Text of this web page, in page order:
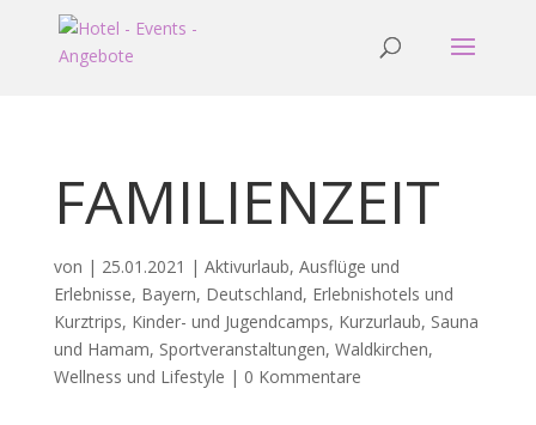
FAMILIENZEIT
von | 25.01.2021 | Aktivurlaub, Ausflüge und
Erlebnisse, Bayern, Deutschland, Erlebnishotels und
Kurztrips, Kinder- und Jugendcamps, Kurzurlaub, Sauna
und Hamam, Sportveranstaltungen, Waldkirchen,
Wellness und Lifestyle | 0 Kommentare